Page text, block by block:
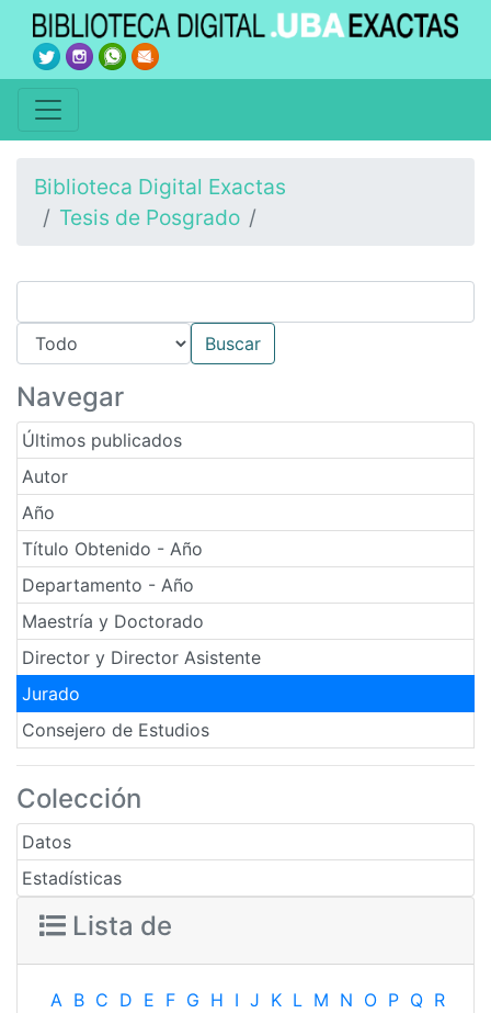
Biblioteca Digital Exactas
Tesis de Posgrado
Navegar
Últimos publicados
Autor
Año
Título Obtenido - Año
Departamento - Año
Maestría y Doctorado
Director y Director Asistente
Jurado
Consejero de Estudios
Colección
Datos
Estadísticas
Lista de
A B C D E F G H I J K L M N O P Q R